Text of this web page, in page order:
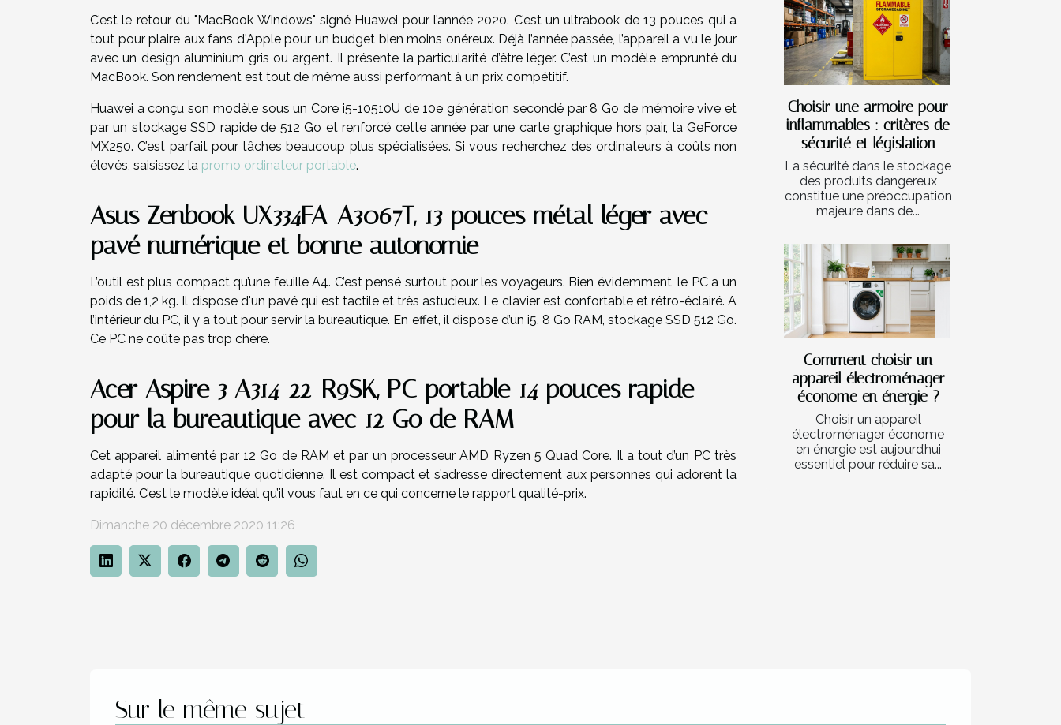
C’est le retour du "MacBook Windows" signé Huawei pour l’année 2020. C’est un ultrabook de 13 pouces qui a
tout pour plaire aux fans d'Apple pour un budget bien moins onéreux. Déjà l’année passée, l’appareil a vu le jour
avec un design aluminium gris ou argent. Il présente la particularité d’être léger. C’est un modèle emprunté du
MacBook. Son rendement est tout de même aussi performant à un prix compétitif.
Huawei a conçu son modèle sous un Core i5-10510U de 10e génération secondé par 8 Go de mémoire vive et
par un stockage SSD rapide de 512 Go et renforcé cette année par une carte graphique hors pair, la GeForce
MX250. C’est parfait pour tâches beaucoup plus spécialisées. Si vous recherchez des ordinateurs à coûts non
élevés, saisissez la promo ordinateur portable.
Asus Zenbook UX334FA-A3067T, 13 pouces métal léger avec
pavé numérique et bonne autonomie
L’outil est plus compact qu’une feuille A4. C’est pensé surtout pour les voyageurs. Bien évidemment, le PC a un
poids de 1,2 kg. Il dispose d'un pavé qui est tactile et très astucieux. Le clavier est confortable et rétro-éclairé. A
l’intérieur du PC, il y a tout pour servir la bureautique. En effet, il dispose d’un i5, 8 Go RAM, stockage SSD 512 Go.
Ce PC ne coûte pas trop chère.
Acer Aspire 3 A314-22-R9SK, PC portable 14 pouces rapide
pour la bureautique avec 12 Go de RAM
Cet appareil alimenté par 12 Go de RAM et par un processeur AMD Ryzen 5 Quad Core. Il a tout d’un PC très
adapté pour la bureautique quotidienne. Il est compact et s’adresse directement aux personnes qui adorent la
rapidité. C’est le modèle idéal qu’il vous faut en ce qui concerne le rapport qualité-prix.
Dimanche 20 décembre 2020 11:26
Choisir une armoire pour
inflammables : critères de
sécurité et législation
La sécurité dans le stockage
des produits dangereux
constitue une préoccupation
majeure dans de...
Comment choisir un
appareil électroménager
économe en énergie ?
Choisir un appareil
électroménager économe
en énergie est aujourd’hui
essentiel pour réduire sa...
Sur le même sujet